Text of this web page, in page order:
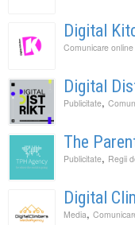
Digital
Comunicare online
Digital
Publicitate,
The
Publicitate, Regii
Digital
Media,